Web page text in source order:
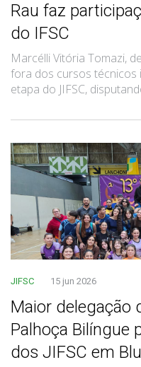
Rau faz
do IFSC
Marcélli Vitória Tomazi,
fora dos cursos técnicos
etapa do JIFSC,
JIFSC 15 jun 2026
Maior delegação
Palhoça Bilíngue
dos JIFSC em